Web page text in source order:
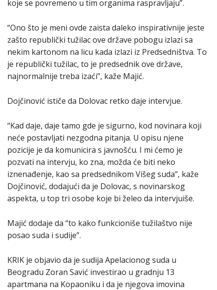
koje se povremeno u tim organima raspravljaju”.
“Ono što je meni ovde zaista daleko inspirativnije jeste
zašto republički tužilac ove države pobogu izlazi sa
nekim kartonom na licu kada izlazi iz Predsedništva. To
je republički tužilac, to je predsednik ove države,
najnormalnije treba izaći”, kaže Majić.
Dojčinović ističe da Dolovac retko daje intervjue.
“Kad daje, daje tamo gde je sigurno, kod novinara koji
neće postavljati nezgodna pitanja. U opisu njene
pozicije je da komunicira s javnošću. I mi ćemo je
pozvati na intervju, ko zna, možda će biti neko
iznenađenje, kao sa predsednikom Višeg suda”, kaže
Dojčinović, dodajući da je Dolovac, s novinarskog
aspekta, u top tri osobe koje bi želeo da intervjuiše.
Majić dodaje da “to kako funkcioniše tužilaštvo nije
posao suda i sudije”.
KRIK je objavio da je sudija Apelacionog suda u
Beogradu Zoran Savić investirao u gradnju 13
apartmana na Kopaoniku i da je njegova imovina